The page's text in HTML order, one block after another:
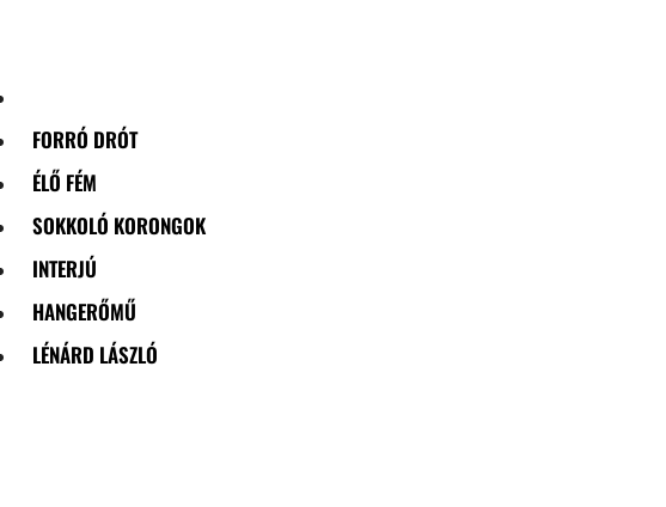
FORRÓ DRÓT
ÉLŐ FÉM
SOKKOLÓ KORONGOK
INTERJÚ
HANGERŐMŰ
LÉNÁRD LÁSZLÓ